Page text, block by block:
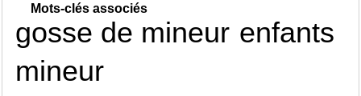
Mots-clés associés
gosse de mineur enfants
mineur